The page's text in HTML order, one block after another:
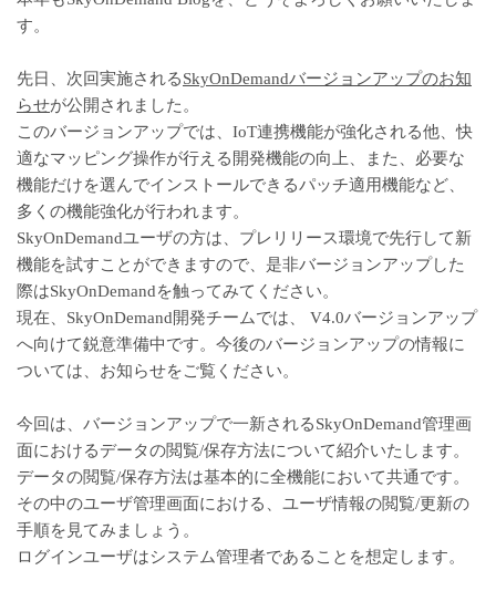
す。
先日、次回実施されるSkyOnDemandバージョンアップのお知
らせが公開されました。
このバージョンアップでは、IoT連携機能が強化される他、快
適なマッピング操作が行える開発機能の向上、また、必要な
機能だけを選んでインストールできるパッチ適用機能など、
多くの機能強化が行われます。
SkyOnDemandユーザの方は、プレリリース環境で先行して新
機能を試すことができますので、是非バージョンアップした
際はSkyOnDemandを触ってみてください。
現在、SkyOnDemand開発チームでは、 V4.0バージョンアップ
へ向けて鋭意準備中です。今後のバージョンアップの情報に
ついては、お知らせをご覧ください。
今回は、バージョンアップで一新されるSkyOnDemand管理画
面におけるデータの閲覧/保存方法について紹介いたします。
データの閲覧/保存方法は基本的に全機能において共通です。
その中のユーザ管理画面における、ユーザ情報の閲覧/更新の
手順を見てみましょう。
ログインユーザはシステム管理者であることを想定します。